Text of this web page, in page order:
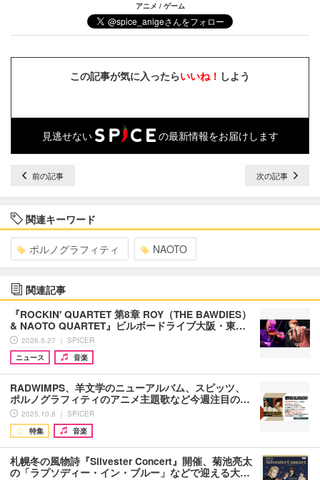
アニメ / ゲーム
この記事が気に入ったらいいね！ しよう
見逃せない の最新情報をお届けします
前の記事 次の記事
関連キーワード
ポルノグラフィティ NAOTO
関連記事
『ROCKIN' QUARTET 第8章 ROY（THE BAWDIES）
& NAOTO QUARTET』ビルボードライブ大阪・東…
2026.5.27 ｜ SPICER
ニュース
音楽
RADWIMPS、羊文学のニューアルバム、スピッツ、
ポルノグラフィティのアニメ主題歌など今週注目の…
2025.10.8 ｜ SPICER
特集
音楽
札幌冬の風物詩『Silvester Concert』開催、菊池亮太
の「ラプソディー・イン・ブルー」などで迎える大…